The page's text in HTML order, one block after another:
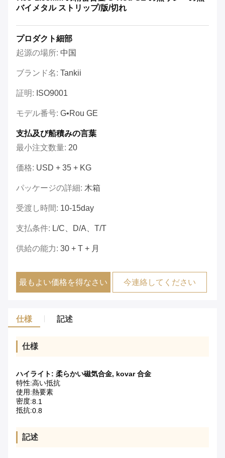
バイメタル ストリップ/版/切れ
プロダクト細部
起源の場所: 中国
ブランド名: Tankii
証明: ISO9001
モデル番号: G•Rou GE
支払及び船積みの言葉
最小注文数量: 20
価格: USD + 35 + KG
パッケージの詳細: 木箱
受渡し時間: 10-15day
支払条件: L/C、D/A、T/T
供給の能力: 30 + T + 月
最もよい価格を得なさい 今連絡してください
仕様 記述
仕様
ハイライト: 柔らかい磁気合金, kovar 合金
特性:高い抵抗
使用:熱要素
密度:8.1
抵抗:0.8
記述